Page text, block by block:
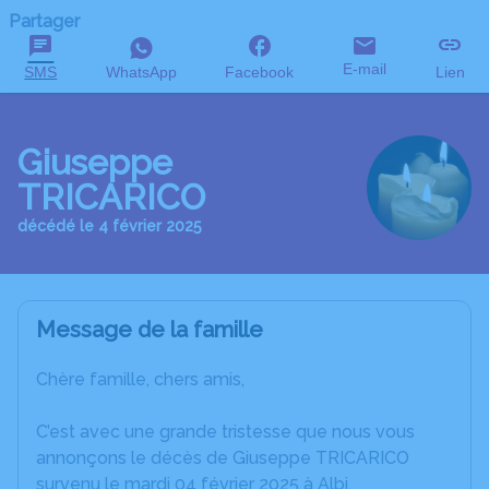
Partager
SMS WhatsApp Facebook E-mail Lien
Giuseppe
TRICARICO
décédé le 4 février 2025
Message de la famille
Chère famille, chers amis,
C’est avec une grande tristesse que nous vous
annonçons le décès de Giuseppe TRICARICO
survenu le mardi 04 février 2025 à Albi.